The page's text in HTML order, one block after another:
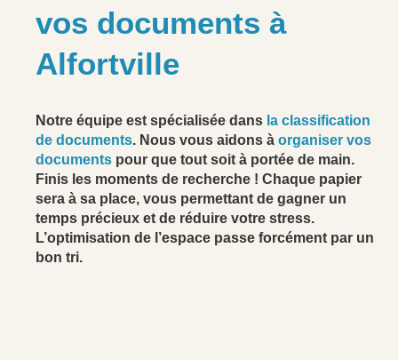
vos documents à
Alfortville
Notre équipe est spécialisée dans la classification
de documents. Nous vous aidons à organiser vos
documents pour que tout soit à portée de main.
Finis les moments de recherche ! Chaque papier
sera à sa place, vous permettant de gagner un
temps précieux et de réduire votre stress.
L’optimisation de l’espace passe forcément par un
bon tri.